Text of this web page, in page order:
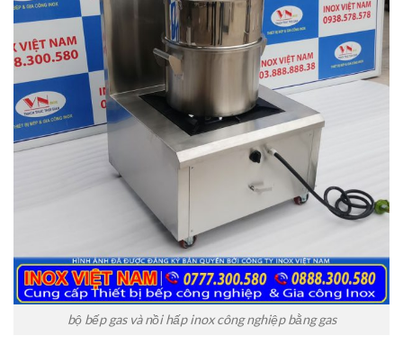
bộ bếp gas và nồi hấp inox công nghiệp bằng gas